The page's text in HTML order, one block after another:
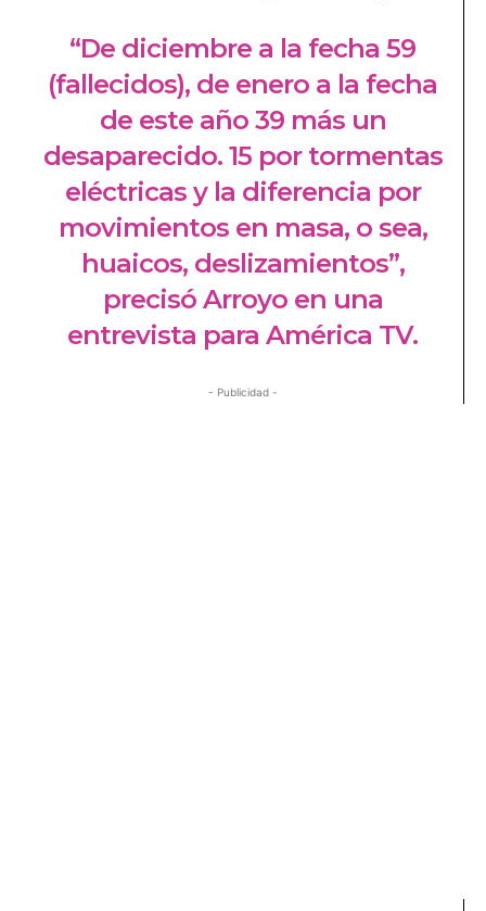
“De diciembre a la fecha 59
(fallecidos), de enero a la fecha
de este año 39 más un
desaparecido. 15 por tormentas
eléctricas y la diferencia por
movimientos en masa, o sea,
huaicos, deslizamientos”,
precisó Arroyo en una
entrevista para América TV.
- Publicidad -